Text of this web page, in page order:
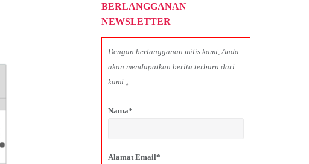
BERLANGGANAN
NEWSLETTER
Dengan berlangganan milis kami, Anda
akan mendapatkan berita terbaru dari
kami.。
Nama*
Alamat Email*